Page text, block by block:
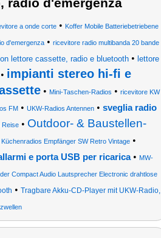
radio d'emergenza
a onde corte • Koffer Mobile Batteriebetriebene
d'emergenza • ricevitore radio multibanda 20 bande
lettore cassette, radio e bluetooth • lettore
impianti stereo hi-fi e
• Mini-Taschen-Radios • ricevitore KW
FM• UKW-Radios Antennen• sveglia radio
Reise• Outdoor- & Baustellen-
Empfänger SW Retro Vintage•
e porta USB per ricarica• MW-
Compact Audio Lautsprecher Electronic drahtlose
• Tragbare Akku-CD-Player mit UKW-Radio,